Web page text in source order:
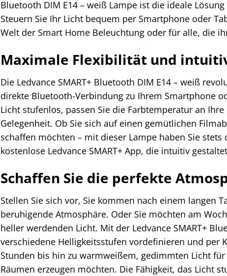
Bluetooth DIM E14 – weiß Lampe ist die ideale
Steuern Sie Ihr Licht bequem per Smartphone oder
Welt der Smart Home Beleuchtung oder für alle, die
Maximale Flexibilität und
Die Ledvance SMART+ Bluetooth DIM E14 – weiß
direkte Bluetooth-Verbindung zu Ihrem Smartphone
Licht stufenlos, passen Sie die Farbtemperatur an
Gelegenheit. Ob Sie sich auf einen gemütlichen
schaffen möchten – mit dieser Lampe haben Sie
kostenlose Ledvance SMART+ App, die intuitiv
Schaffen Sie die perfekte
Stellen Sie sich vor, Sie kommen nach einem langen
beruhigende Atmosphäre. Oder Sie möchten am
heller werdenden Licht. Mit der Ledvance SMART+
verschiedene Helligkeitsstufen vordefinieren und
Stunden bis hin zu warmweißem, gedimmten Licht
Räumen erzeugen möchten. Die Fähigkeit, das Licht